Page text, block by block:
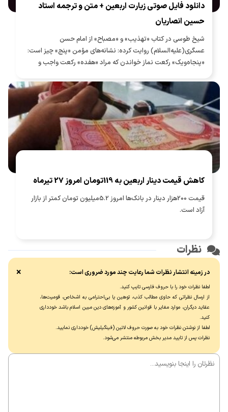
دانلود فایل صوتی زیارت اربعین + متن و ترجمه استاد
حسین انصاریان
شیخ طوسی در کتاب «تهذیب» و «مصباح» از امام حسن
عسگری(علیه‌السلام) روایت کرده: نشانه‌های مؤمن «پنج» چیز است:
«پنجاه‌ویک» رکعت نماز خواندن که مراد «هفده» رکعت واجب و
اربعین و انگشتر به دست راست کردن و پیشانی را در سجده بر خاک
نهادن و بلند گفتن «بِسْمِ اللّٰهِ الرَّحْمٰنِ الرَّحیِمِ».
کاهش قیمت دینار اربعین به 119تومان امروز 27 تیرماه
قیمت 200هزار دینار در بانک‌ها امروز 5.2میلیون تومان کمتر از بازار
آزاد است.
نظرات
در زمینه انتشار نظرات شما رعایت چند مورد ضروری است:
لطفا نظرات خود را با حروف فارسی تایپ کنید.
از ارسال نظراتی که حاوی مطالب کذب، توهین یا بی‌احترامی به اشخاص، قومیت‌ها،
عقاید دیگران، موارد مغایر با قوانین کشور و آموزه‌های دین مبین اسلام باشد خودداری
کنید.
لطفا از نوشتن نظرات خود به صورت حروف لاتین (فینگیلیش) خودداری نماييد.
نظرات پس از تایید مدیر بخش مربوطه منتشر می‌شود.
×